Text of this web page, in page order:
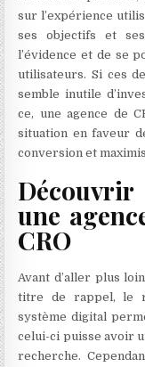
sur l’expérience
ses objectifs et
l’évidence et de se
utilisateurs. Si ces
semble inutile
ce, une agence de
situation en faveur
conversion et
une
CRO
Avant d’aller plus
titre de rappel, le
système digital
celui-ci puisse avoir
recherche.